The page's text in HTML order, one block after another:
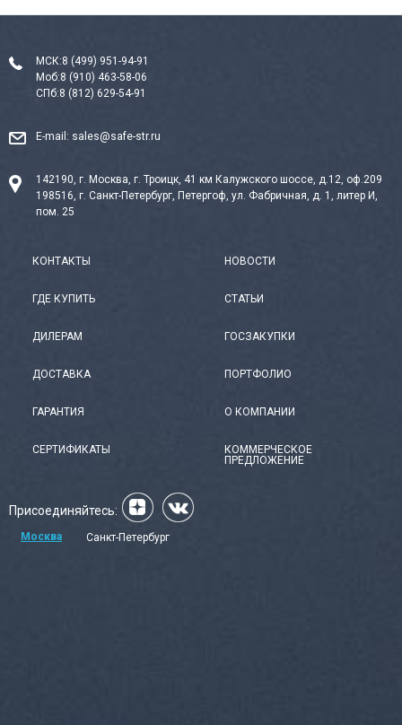
МСК:8 (499) 951-94-91
Моб:8 (910) 463-58-06
СПб:8 (812) 629-54-91
E-mail: sales@safe-str.ru
142190, г. Москва, г. Троицк, 41 км Калужского шоссе, д.12, оф.209
198516, г. Санкт-Петербург, Петергоф, ул. Фабричная, д. 1, литер И,
пом. 25
КОНТАКТЫ
ГДЕ КУПИТЬ
ДИЛЕРАМ
ДОСТАВКА
ГАРАНТИЯ
СЕРТИФИКАТЫ
НОВОСТИ
СТАТЬИ
ГОСЗАКУПКИ
ПОРТФОЛИО
О КОМПАНИИ
КОММЕРЧЕСКОЕ
ПРЕДЛОЖЕНИЕ
Присоединяйтесь:
Москва Санкт-Петербург